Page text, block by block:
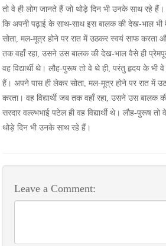
तो वे ही लोग जानते हैं जो थोड़े दिन भी उनके साथ रहे
कि अपनी पढ़ाई के साथ-साथ इस बालक की देख-भाल भी
सोता, मल-मूत्र होने पर रात में उठकर स्वयं साफ करता
तक वहाँ रहा, उसने उस बालक की देख-भाल वैसे ही
वह विद्यार्थी थे। लौह-पुरूष तो वे थे ही, परंतु हृदय के
हैं। अपने पास ही लेकर सोता, मल-मूत्र होने पर रात में
करता। वह विद्यार्थी जब तक वहाँ रहा, उसने उस
सरदार वल्ल्भभाई पटेल ही वह विद्यार्थी थे। लौह-पुरूष
थोड़े दिन भी उनके साथ रहे हैं।
Leave a Comment: